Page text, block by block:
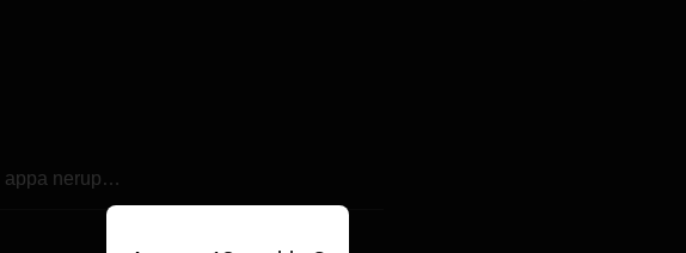
appa nerup…